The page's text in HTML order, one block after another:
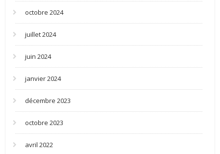
octobre 2024
juillet 2024
juin 2024
janvier 2024
décembre 2023
octobre 2023
avril 2022